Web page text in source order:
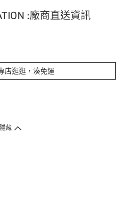
:廠商直送資訊
店逛逛，湊免運
隱藏